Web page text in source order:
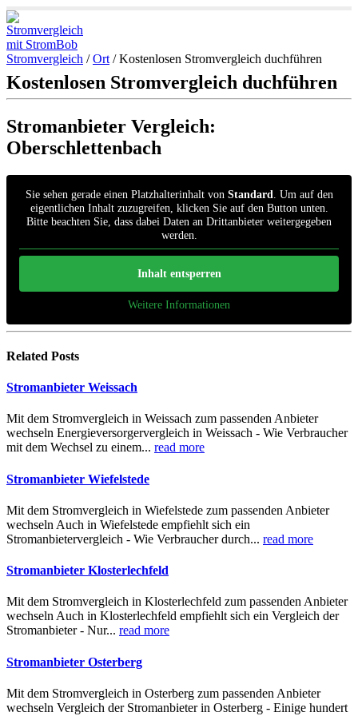
Stromvergleich /Ort /Kostenlosen Stromvergleich duchführen
Kostenlosen Stromvergleich duchführen
Stromanbieter Vergleich:
Oberschlettenbach
Sie sehen gerade einen Platzhalterinhalt von Standard . Um auf den
eigentlichen Inhalt zuzugreifen, klicken Sie auf den Button unten.
Bitte beachten Sie, dass dabei Daten an Drittanbieter weitergegeben
werden.
Inhalt entsperren
Weitere Informationen
Related Posts
Stromanbieter Weissach
Mit dem Stromvergleich in Weissach zum passenden Anbieter
wechseln Energieversorgervergleich in Weissach - Wie Verbraucher
mit dem Wechsel zu einem... read more
Stromanbieter Wiefelstede
Mit dem Stromvergleich in Wiefelstede zum passenden Anbieter
wechseln Auch in Wiefelstede empfiehlt sich ein
Stromanbietervergleich - Wie Verbraucher durch... read more
Stromanbieter Klosterlechfeld
Mit dem Stromvergleich in Klosterlechfeld zum passenden Anbieter
wechseln Auch in Klosterlechfeld empfiehlt sich ein Vergleich der
Stromanbieter - Nur... read more
Stromanbieter Osterberg
Mit dem Stromvergleich in Osterberg zum passenden Anbieter
wechseln Vergleich der Stromanbieter in Osterberg - Einige hundert